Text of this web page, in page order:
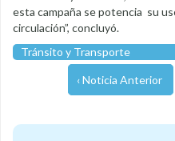
esta campaña se potencia su
circulación”, concluyó.
Tránsito y Transporte
‹ Noticia Anterior